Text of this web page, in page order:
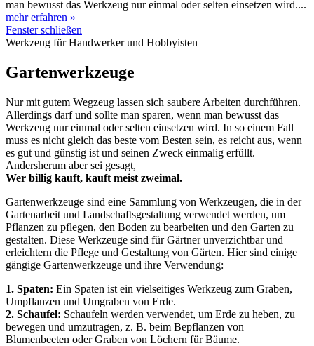
man bewusst das Werkzeug nur einmal oder selten einsetzen wird....
mehr erfahren »
Fenster schließen
Werkzeug für Handwerker und Hobbyisten
Gartenwerkzeuge
Nur mit gutem Wegzeug lassen sich saubere Arbeiten durchführen.
Allerdings darf und sollte man sparen, wenn man bewusst das
Werkzeug nur einmal oder selten einsetzen wird. In so einem Fall
muss es nicht gleich das beste vom Besten sein, es reicht aus, wenn
es gut und günstig ist und seinen Zweck einmalig erfüllt.
Andersherum aber sei gesagt,
Wer billig kauft, kauft meist zweimal.
Gartenwerkzeuge sind eine Sammlung von Werkzeugen, die in der
Gartenarbeit und Landschaftsgestaltung verwendet werden, um
Pflanzen zu pflegen, den Boden zu bearbeiten und den Garten zu
gestalten. Diese Werkzeuge sind für Gärtner unverzichtbar und
erleichtern die Pflege und Gestaltung von Gärten. Hier sind einige
gängige Gartenwerkzeuge und ihre Verwendung:
1. Spaten: Ein Spaten ist ein vielseitiges Werkzeug zum Graben,
Umpflanzen und Umgraben von Erde.
2. Schaufel: Schaufeln werden verwendet, um Erde zu heben, zu
bewegen und umzutragen, z. B. beim Bepflanzen von
Blumenbeeten oder Graben von Löchern für Bäume.